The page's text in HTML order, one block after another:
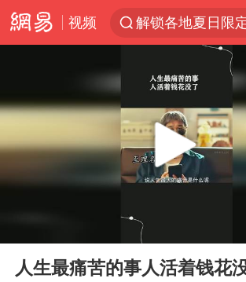
视频
解锁各地夏日限
香港宏福苑火灾
浙江金华：市民
周末打虎 宋致远
浙江台州《告全
Play
人生最痛苦的事人活着钱花